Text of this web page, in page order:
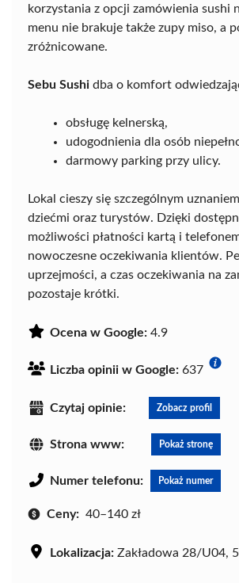
korzystania z opcji zamówienia sushi
menu nie brakuje także zupy miso, a
zróżnicowane.
Sebu Sushi dba o komfort
obsługę kelnerską,
udogodnienia dla osób
darmowy parking przy ulicy.
Lokal cieszy się szczególnym
dziećmi oraz turystów. Dzięki
możliwości płatności kartą i
nowoczesne oczekiwania klientów.
uprzejmości, a czas oczekiwania na
pozostaje krótki.
Ocena w Google: 4.9
Liczba opinii w Google: 637
Czytaj opinie: Zobacz profil
Strona www: Pokaż stronę
Numer telefonu: Pokaż numer
Ceny: 40–140 zł
Lokalizacja: Zakładowa 28/U04,